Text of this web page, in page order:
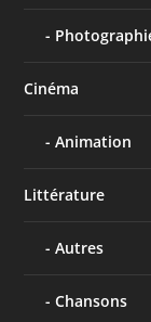
Cinéma
Animation
Littérature
Autres
Chansons